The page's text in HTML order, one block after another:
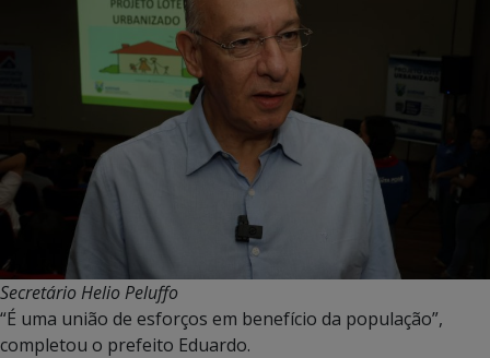
Secretário Helio Peluffo
“É uma união de esforços em benefício da população”,
completou o prefeito Eduardo.